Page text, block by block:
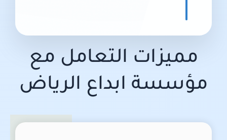
مميزات التعامل مع
مؤسسة ابداع الرياض